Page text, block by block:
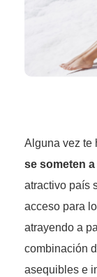
Alguna vez te
se someten
atractivo país
acceso para
atrayendo a
combinación
asequibles e